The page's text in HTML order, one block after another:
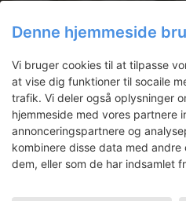
Denne hjemmeside
Vi bruger cookies til at tilpasse
at vise dig funktioner til socaile
trafik. Vi deler også oplysninger
hjemmeside med vores partnere
annonceringspartnere og
kombinere disse data med
dem, eller som de har indsamlet